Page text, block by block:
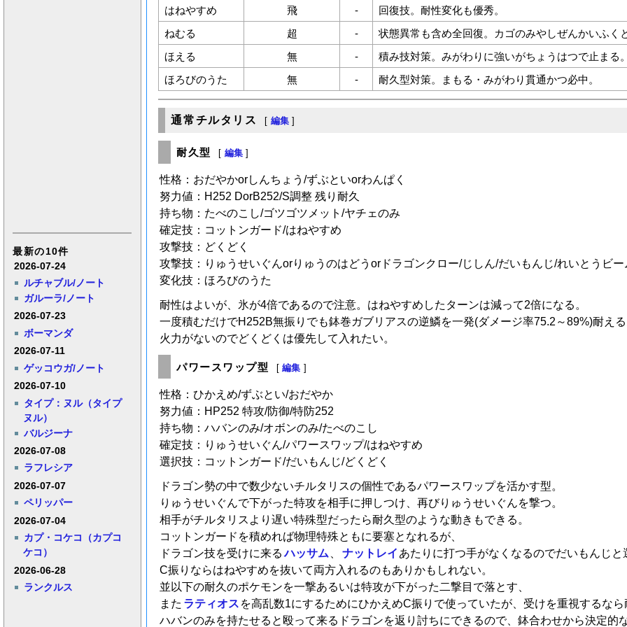
最新の10件
2026-07-24
ルチャブル/ノート
ガルーラ/ノート
2026-07-23
ボーマンダ
2026-07-11
ゲッコウガ/ノート
2026-07-10
タイプ：ヌル（タイプ
ヌル）
バルジーナ
2026-07-08
ラフレシア
2026-07-07
ペリッパー
2026-07-04
カプ・コケコ（カプコ
ケコ）
2026-06-28
ランクルス
はねやすめ
飛 -
回復技。耐性変化も優秀。
ねむる
超 -
状態異常も含め全回復。カゴのみやしぜんかいふく
ほえる
無 -
積み技対策。みがわりに強いがちょうはつで止まる。
ほろびのうた
無 - 耐久型対策。まもる・みがわり貫通かつ必中。
通常チルタリス [ 編集 ]
耐久型 [ 編集 ]
性格：おだやかorしんちょう/ずぶといorわんぱく
努力値：H252 DorB252/S調整 残り耐久
持ち物：たべのこし/ゴツゴツメット/ヤチェのみ
確定技：コットンガード/はねやすめ
攻撃技：どくどく
攻撃技：りゅうせいぐんorりゅうのはどうorドラゴンクロー/じしん/だいもんじ/れいとうビー
変化技：ほろびのうた
耐性はよいが、氷が4倍であるので注意。はねやすめしたターンは減って2倍になる。
一度積むだけでH252B無振りでも鉢巻ガブリアスの逆鱗を一発(ダメージ率75.2～89%)耐える
火力がないのでどくどくは優先して入れたい。
パワースワップ型 [ 編集 ]
性格：ひかえめ/ずぶとい/おだやか
努力値：HP252 特攻/防御/特防252
持ち物：ハバンのみ/オボンのみ/たべのこし
確定技：りゅうせいぐん/パワースワップ/はねやすめ
選択技：コットンガード/だいもんじ/どくどく
ドラゴン勢の中で数少ないチルタリスの個性であるパワースワップを活かす型。
りゅうせいぐんで下がった特攻を相手に押しつけ、再びりゅうせいぐんを撃つ。
相手がチルタリスより遅い特殊型だったら耐久型のような動きもできる。
コットンガードを積めれば物理特殊ともに要塞となれるが、
ドラゴン技を受けに来る ハッサム ナットレイ あたりに打つ手がなくなるのでだいもんじと
C振りならはねやすめを抜いて両方入れるのもありかもしれない。
並以下の耐久のポケモンを一撃あるいは特攻が下がった二撃目で落とす、
また ラティオス を高乱数1にするためにひかえめC振りで使っていたが、受けを重視するなら
ハバンのみを持たせると殴って来るドラゴンを返り討ちにできるので、鉢合わせから決定的